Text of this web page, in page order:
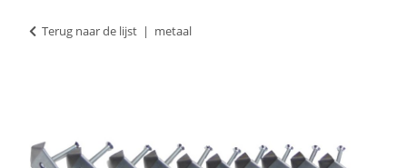
Terug naar de lijst metaal